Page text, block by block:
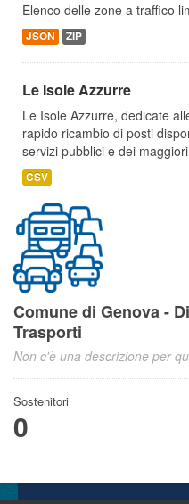
Elenco delle zone a traffico
JSON ZIP
Le Isole Azzurre
Le Isole Azzurre, dedicate
rapido ricambio di posti
servizi pubblici e dei
CSV
Comune di Genova -
Trasporti
Non c'è una descrizione per
Sostenitori
0